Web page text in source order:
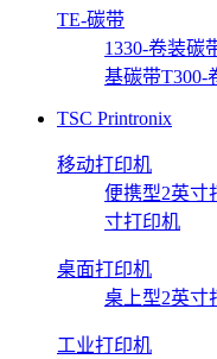
TE-碳带
1330-卷装碳
基碳带T300-
TSC Printronix
移动打印机
便携型2英寸
寸打印机
桌面打印机
桌上型2英寸
工业打印机